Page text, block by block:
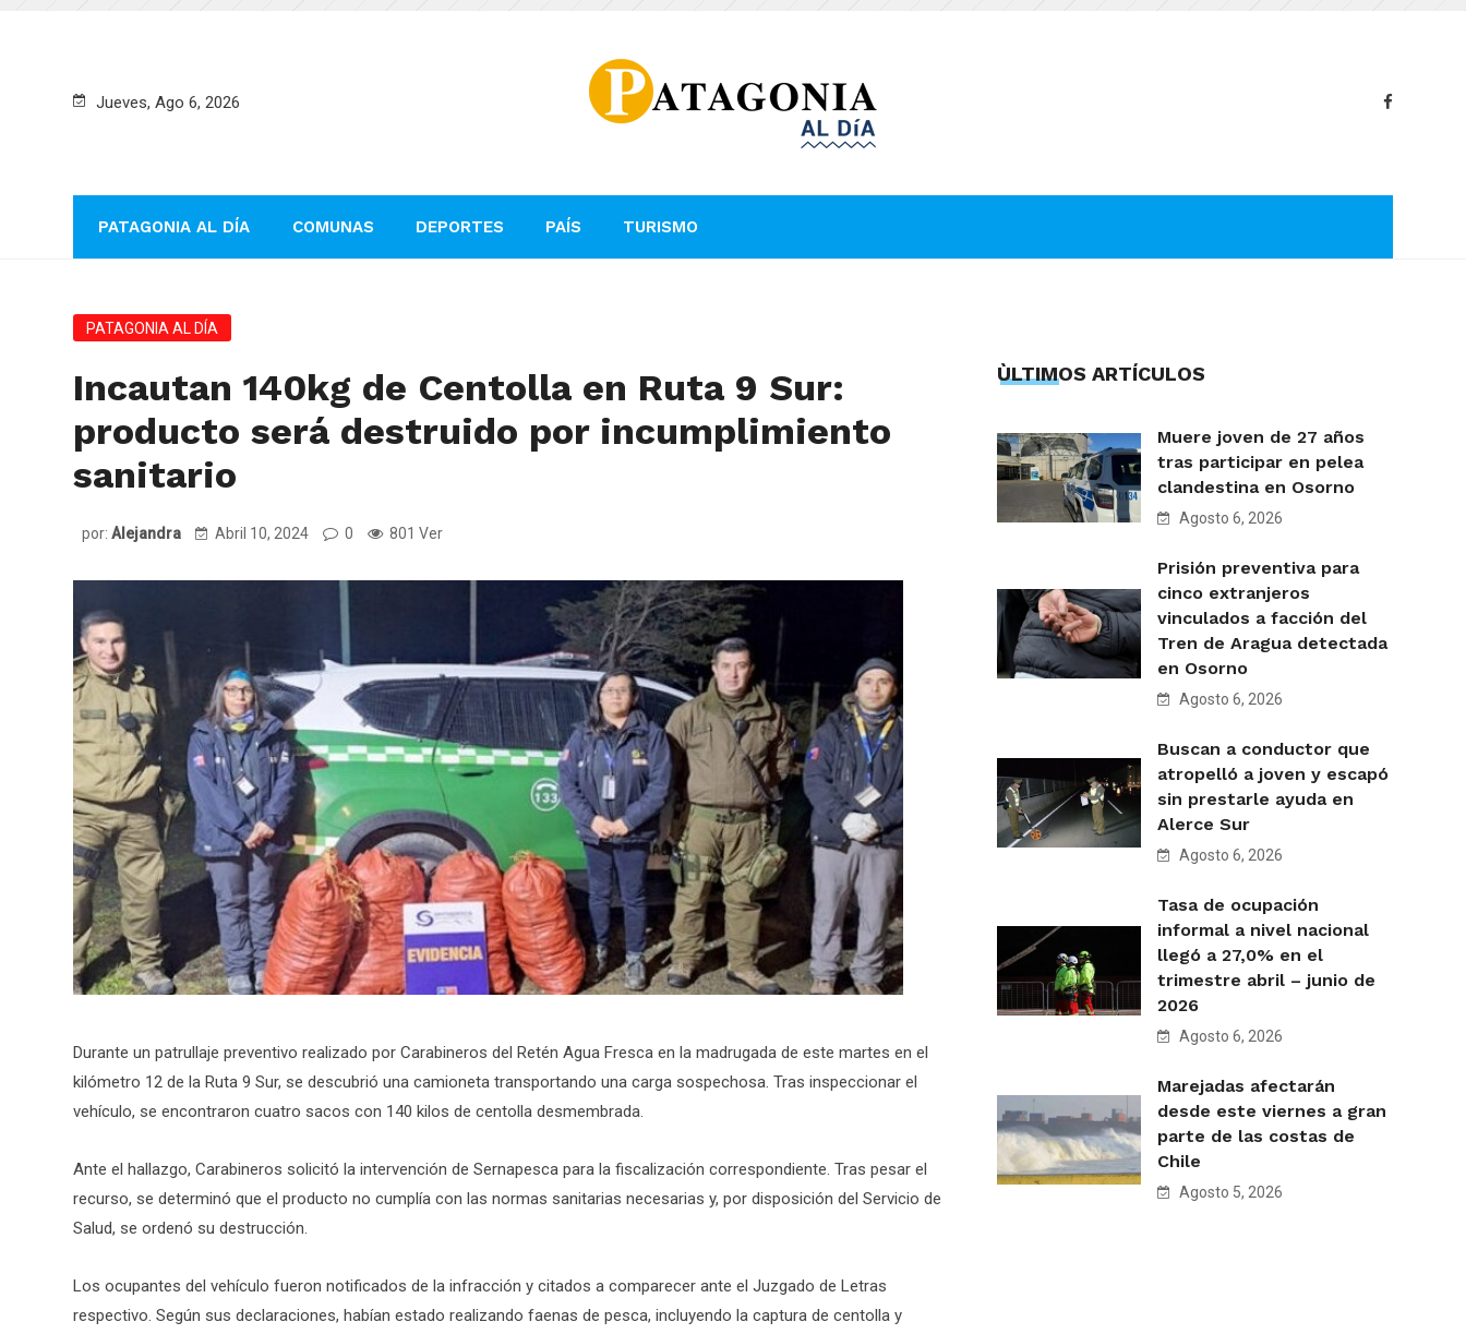
Jueves, Ago 6, 2026
PATAGONIA AL DÍA COMUNAS DEPORTES PAÍS TURISMO
PATAGONIA AL DÍA
Incautan 140kg de Centolla en Ruta 9 Sur:
producto será destruido por incumplimiento
sanitario
por: Alejandra Abril 10, 2024 0 801 Ver
Durante un patrullaje preventivo realizado por Carabineros del Retén Agua Fresca en la madrugada de este martes en el
kilómetro 12 de la Ruta 9 Sur, se descubrió una camioneta transportando una carga sospechosa. Tras inspeccionar el
vehículo, se encontraron cuatro sacos con 140 kilos de centolla desmembrada.
Ante el hallazgo, Carabineros solicitó la intervención de Sernapesca para la fiscalización correspondiente. Tras pesar el
recurso, se determinó que el producto no cumplía con las normas sanitarias necesarias y, por disposición del Servicio de
Salud, se ordenó su destrucción.
Los ocupantes del vehículo fueron notificados de la infracción y citados a comparecer ante el Juzgado de Letras
respectivo. Según sus declaraciones, habían estado realizando faenas de pesca, incluyendo la captura de centolla y
ÙLTIMOS ARTÍCULOS
Muere joven de 27 años
tras participar en pelea
clandestina en Osorno
Agosto 6, 2026
Prisión preventiva para
cinco extranjeros
vinculados a facción del
Tren de Aragua detectada
en Osorno
Agosto 6, 2026
Buscan a conductor que
atropelló a joven y escapó
sin prestarle ayuda en
Alerce Sur
Agosto 6, 2026
Tasa de ocupación
informal a nivel nacional
llegó a 27,0% en el
trimestre abril – junio de
2026
Agosto 6, 2026
Marejadas afectarán
desde este viernes a gran
parte de las costas de
Chile
Agosto 5, 2026